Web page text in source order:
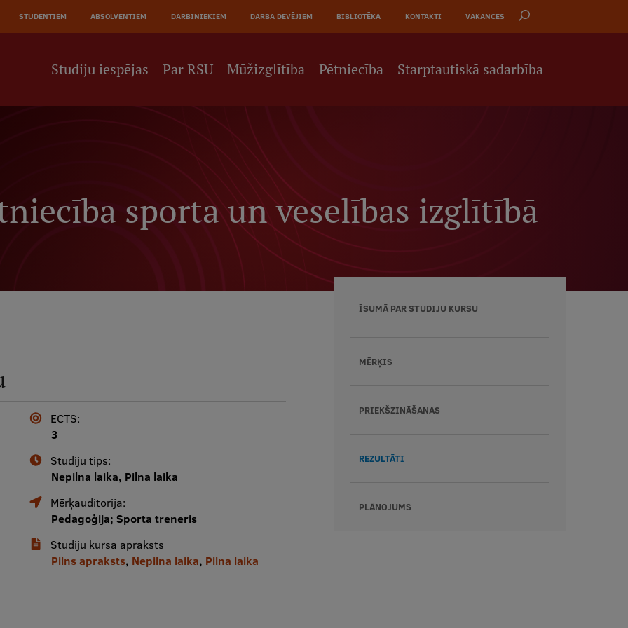
STUDENTIEM ABSOLVENTIEM DARBINIEKIEM DARBA DEVĒJIEM BIBLIOTĒKA KONTAKTI VAKANCES
Studiju iespējas Par RSU Mūžizglītība Pētniecība Starptautiskā sadarbība
sporta un veselības izglītībā
ECTS:
3
Studiju tips:
Nepilna laika, Pilna laika
Mērķauditorija:
Pedagoģija; Sporta treneris
Studiju kursa apraksts
Pilns apraksts, Nepilna laika, Pilna laika
ĪSUMĀ PAR STUDIJU KURSU
MĒRĶIS
PRIEKŠZINĀŠANAS
REZULTĀTI
PLĀNOJUMS